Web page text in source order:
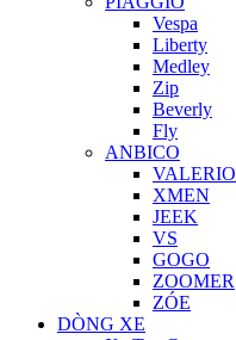
Vespa
Liberty
Medley
Zip
Beverly
Fly
ANBICO
VALERIO
XMEN
JEEK
VS
GOGO
ZOOMER
ZÓE
DÒNG XE